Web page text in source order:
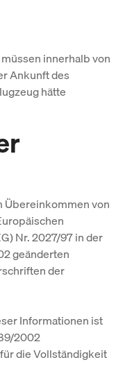
innerhalb von
Ankunft des
hätte
Übereinkommen von
Nr. 2027/97 in der
geänderten
der
Informationen ist
2002
die Vollständigkeit